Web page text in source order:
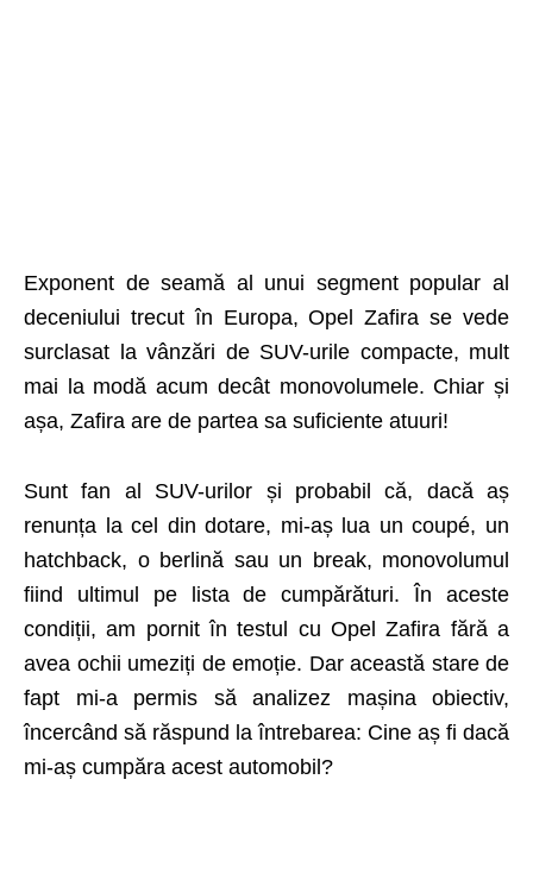
Exponent de seamă al unui segment popular al
deceniului trecut în Europa, Opel Zafira se vede
surclasat la vânzări de SUV-urile compacte, mult
mai la modă acum decât monovolumele. Chiar și
așa, Zafira are de partea sa suficiente atuuri!
Sunt fan al SUV-urilor și probabil că, dacă aș
renunța la cel din dotare, mi-aș lua un coupé, un
hatchback, o berlină sau un break, monovolumul
fiind ultimul pe lista de cumpărături. În aceste
condiții, am pornit în testul cu Opel Zafira fără a
avea ochii umeziți de emoție. Dar această stare de
fapt mi-a permis să analizez mașina obiectiv,
încercând să răspund la întrebarea: Cine aș fi dacă
mi-aș cumpăra acest automobil?